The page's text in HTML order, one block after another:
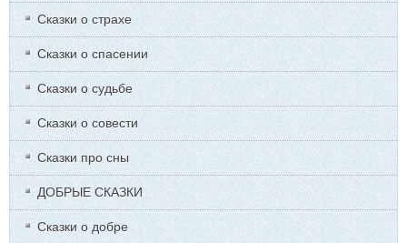
Сказки о страхе
Сказки о спасении
Сказки о судьбе
Сказки о совести
Сказки про сны
ДОБРЫЕ СКАЗКИ
Сказки о добре